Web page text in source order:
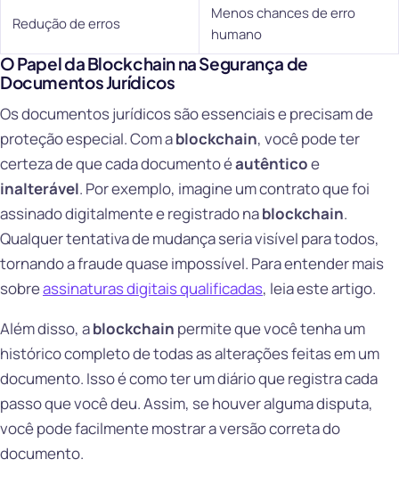
Redução de erros
Menos chances de erro
humano
O Papel da Blockchain na Segurança de
Documentos Jurídicos
Os documentos jurídicos são essenciais e precisam de
proteção especial. Com ablockchain, você pode ter
certeza de que cada documento éautênticoe
inalterável. Por exemplo, imagine um contrato que foi
assinado digitalmente e registrado nablockchain.
Qualquer tentativa de mudança seria visível para todos,
tornando a fraude quase impossível. Para entender mais
sobreassinaturas digitais qualificadas, leia este artigo.
Além disso, ablockchain permite que você tenha um
histórico completo de todas as alterações feitas em um
documento. Isso é como ter um diário que registra cada
passo que você deu. Assim, se houver alguma disputa,
você pode facilmente mostrar a versão correta do
documento.